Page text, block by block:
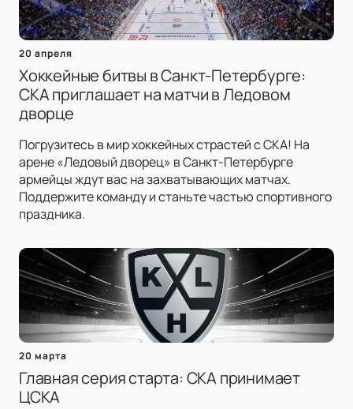
20 апреля
Хоккейные битвы в Санкт-Петербурге:
СКА приглашает на матчи в Ледовом
дворце
Погрузитесь в мир хоккейных страстей с СКА! На
арене «Ледовый дворец» в Санкт-Петербурге
армейцы ждут вас на захватывающих матчах.
Поддержите команду и станьте частью спортивного
праздника.
20 марта
Главная серия старта: СКА принимает
ЦСКА